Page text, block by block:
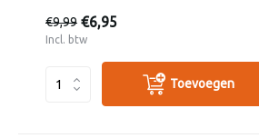
€9,99 €6,95
Incl. btw
Toevoegen